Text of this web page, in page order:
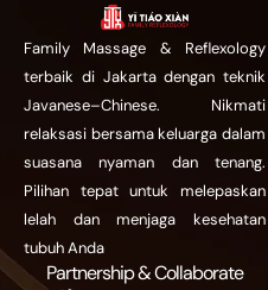
Family Massage & Reflexology
terbaik di Jakarta dengan teknik
Javanese–Chinese. Nikmati
relaksasi bersama keluarga dalam
suasana nyaman dan tenang.
Pilihan tepat untuk melepaskan
lelah dan menjaga kesehatan
tubuh Anda
Partnership & Collaborate